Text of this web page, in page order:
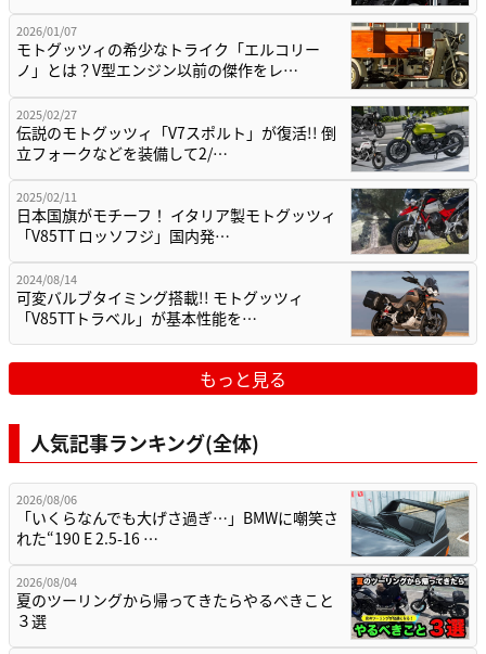
2026/01/07
モトグッツィの希少なトライク「エルコリー
ノ」とは？V型エンジン以前の傑作をレ…
2025/02/27
伝説のモトグッツィ「V7スポルト」が復活!! 倒
立フォークなどを装備して2/…
2025/02/11
日本国旗がモチーフ！ イタリア製モトグッツィ
「V85TT ロッソフジ」国内発…
2024/08/14
可変バルブタイミング搭載!! モトグッツィ
「V85TTトラベル」が基本性能を…
もっと見る
人気記事ランキング(全体)
2026/08/06
「いくらなんでも大げさ過ぎ…」BMWに嘲笑さ
れた“190 E 2.5-16 …
2026/08/04
夏のツーリングから帰ってきたらやるべきこと
３選